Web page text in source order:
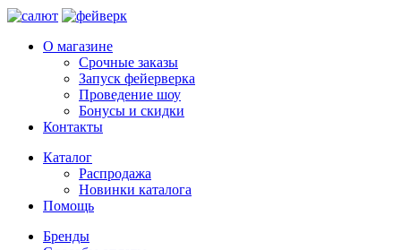
О магазине
Срочные заказы
Запуск фейерверка
Проведение шоу
Бонусы и скидки
Контакты
Каталог
Распродажа
Новинки каталога
Помощь
Бренды